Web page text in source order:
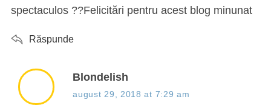
:
spectaculos ??Felicitări pentru acest blog minunat
Răspunde
s
a
Blondelish
august 29, 2018 at 7:29 am